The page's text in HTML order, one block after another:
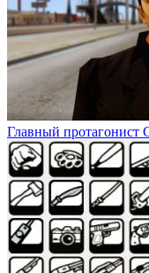
Главный протагонист